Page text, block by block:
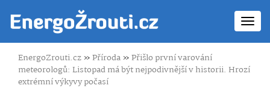
EnergoZrouti.cz»Příroda»Přišlo první varování
meteorologů: Listopad má být nejpodivnější v historii. Hrozí
extrémní výkyvy počasí